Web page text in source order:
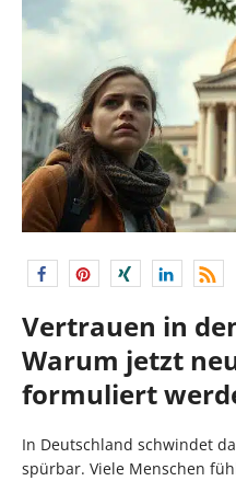
Vertrauen in
Warum jetzt
formuliert
In Deutschland schwindet
spürbar. Viele Menschen